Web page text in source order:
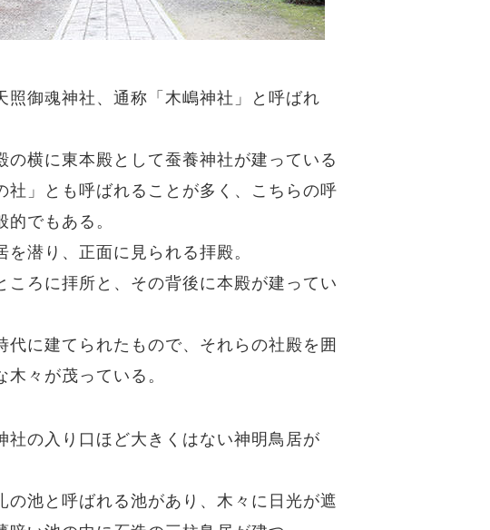
照御魂神社、通称「木嶋神社」と呼ばれ
の横に東本殿として蚕養神社が建っている
社」とも呼ばれることが多く、こちらの呼
的でもある。
を潜り、正面に見られる拝殿。
ころに拝所と、その背後に本殿が建ってい
代に建てられたもので、それらの社殿を囲
木々が茂っている。
社の入り口ほど大きくはない神明鳥居が
の池と呼ばれる池があり、木々に日光が遮